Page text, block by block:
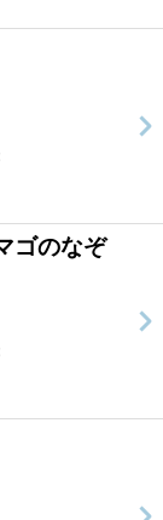
ゴのなぞ